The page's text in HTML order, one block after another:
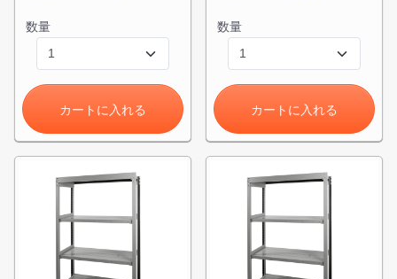
数量
カートに入れる
数量
カートに入れる